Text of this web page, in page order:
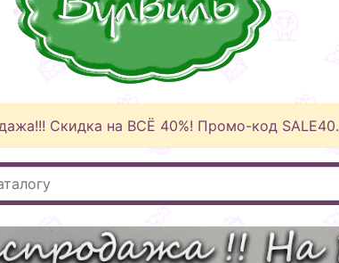
Скидка на ВСЁ 40%! Промо-код SALE40.